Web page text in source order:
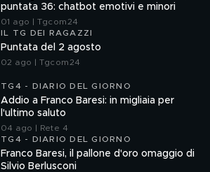
puntata 36: chatbot emotivi e minori
01 ago | Tgcom24
IL TG DEI RAGAZZI
Puntata del 2 agosto
02 ago | Tgcom24
TG4 - DIARIO DEL GIORNO
Addio a Franco Baresi: in migliaia per
l'ultimo saluto
04 ago | Rete 4
TG4 - DIARIO DEL GIORNO
Franco Baresi, il pallone d'oro omaggio di
Silvio Berlusconi